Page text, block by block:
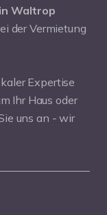
Waltrop
der Vermietung
Expertise
Ihr Haus oder
uns an - wir